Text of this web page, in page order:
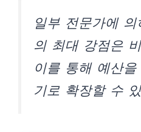
일부 전문가에
의 최대 강점은
이를 통해 예산
기로 확장할 수